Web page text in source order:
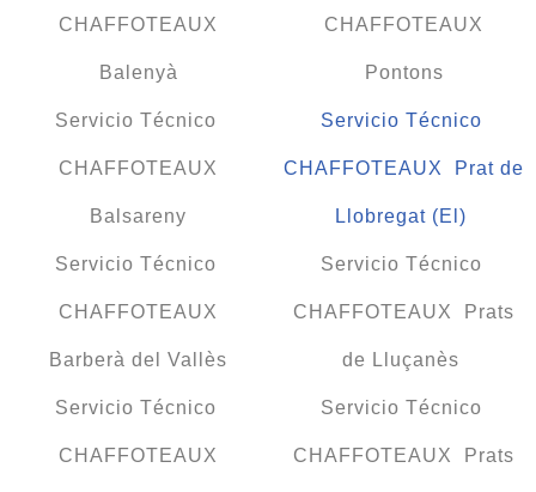
CHAFFOTEAUX
Balenyà
Servicio Técnico
CHAFFOTEAUX
Balsareny
Servicio Técnico
CHAFFOTEAUX
Barberà del Vallès
Servicio Técnico
CHAFFOTEAUX
CHAFFOTEAUX
Pontons
Servicio Técnico
CHAFFOTEAUX Prat de
Llobregat (El)
Servicio Técnico
CHAFFOTEAUX Prats
de Lluçanès
Servicio Técnico
CHAFFOTEAUX Prats